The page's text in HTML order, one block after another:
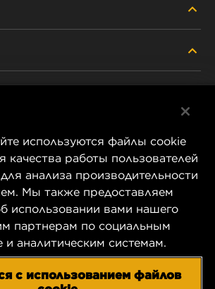
Service:
используются файлы cookie
работы пользователей
анализа производительности
Мы также предоставляем
использовании вами нашего
партнерам по социальным
и аналитическим системам.
с использованием файлов